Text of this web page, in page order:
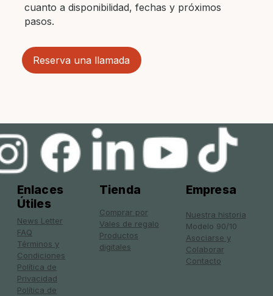
cuanto a disponibilidad, fechas y próximos
pasos.
Reserva una llamada
Enlaces
Útiles
News Letter
FAQ
Términos y
Condiciones
Política de
Privacidad
Política de
Tienda
Comprar por
Vales de regalo
Productos
digitales
Empresa
Nuestra historia
Modelo 90/10
Asociarse y
Colaborar
Contacto